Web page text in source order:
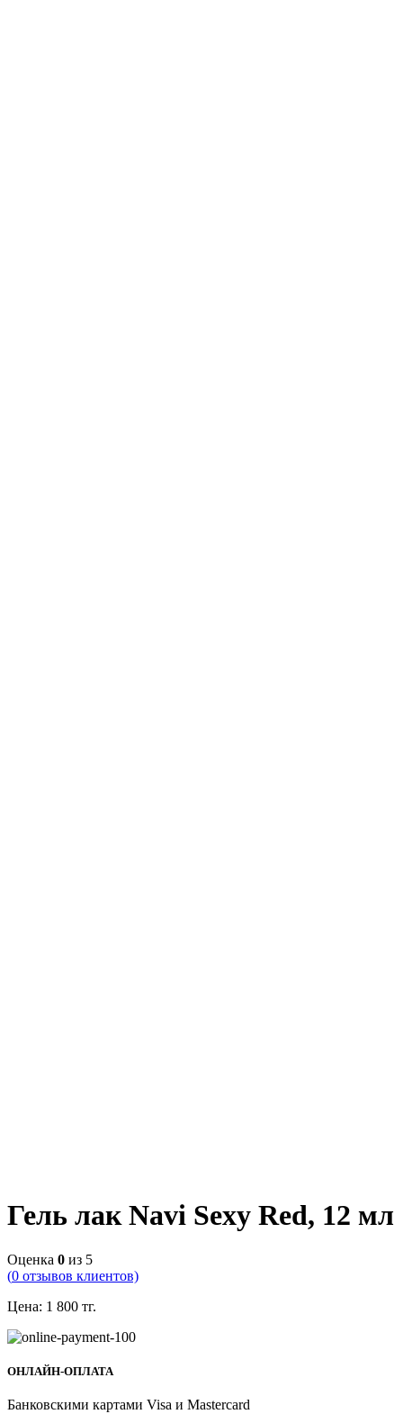
Гель лак Navi Sexy Red, 12 мл
Оценка 0 из 5
(0 отзывов клиентов)
Цена: 1 800 тг.
ОНЛАЙН-ОПЛАТА
Банковскими картами Visa и Mastercard